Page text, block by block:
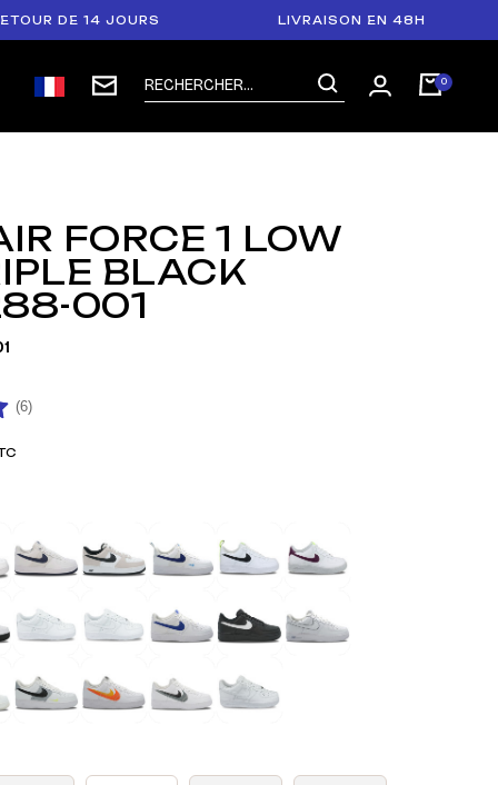
DE 14 JOURS LIVRAISON EN 48H
FORCE 1 LOW
BLACK
001
(6)